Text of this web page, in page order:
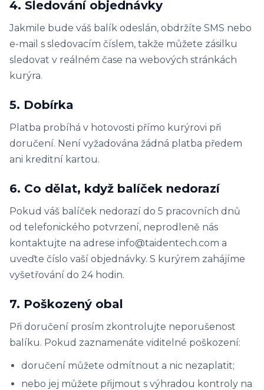
4. Sledování objednávky
Jakmile bude váš balík odeslán, obdržíte SMS nebo
e-mail s sledovacím číslem, takže můžete zásilku
sledovat v reálném čase na webových stránkách
kurýra.
5. Dobírka
Platba probíhá v hotovosti přímo kurýrovi při
doručení. Není vyžadována žádná platba předem
ani kreditní kartou.
6. Co dělat, když balíček nedorazí
Pokud váš balíček nedorazí do 5 pracovních dnů
od telefonického potvrzení, neprodleně nás
kontaktujte na adrese info@taidentech.com a
uveďte číslo vaší objednávky. S kurýrem zahájíme
vyšetřování do 24 hodin.
7. Poškozený obal
Při doručení prosím zkontrolujte neporušenost
balíku. Pokud zaznamenáte viditelné poškození:
doručení můžete odmítnout a nic nezaplatit;
nebo jej můžete přijmout s výhradou kontroly na